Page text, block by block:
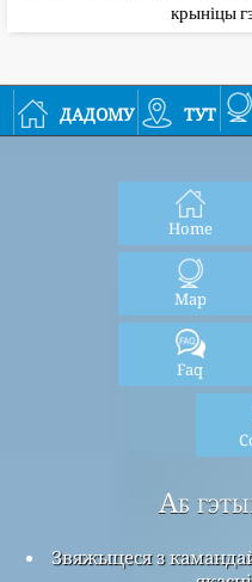
крыніцы
дадому тут
Home
Map
Faq
Аб
Звяжыцеся з